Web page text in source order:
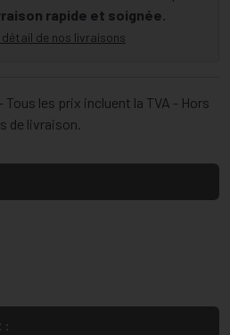
rapide et soignée.
de nos livraisons
les prix incluent la TVA - Hors
de livraison.
: